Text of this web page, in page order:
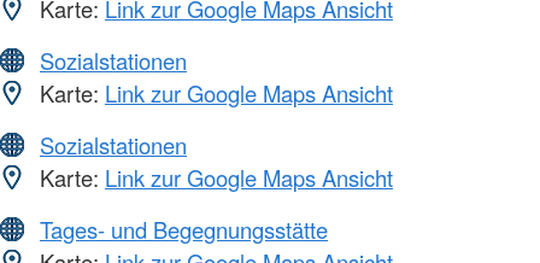
Karte: Link zur Google Maps Ansicht
Sozialstationen
Karte: Link zur Google Maps Ansicht
Sozialstationen
Karte: Link zur Google Maps Ansicht
Tages- und Begegnungsstätte